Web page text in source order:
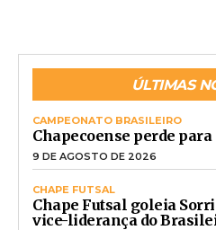
ÚLTIMAS
CAMPEONATO BRASILEIRO
Chapecoense perde para
9 DE AGOSTO DE 2026
CHAPE FUTSAL
Chape Futsal goleia
vice-liderança do